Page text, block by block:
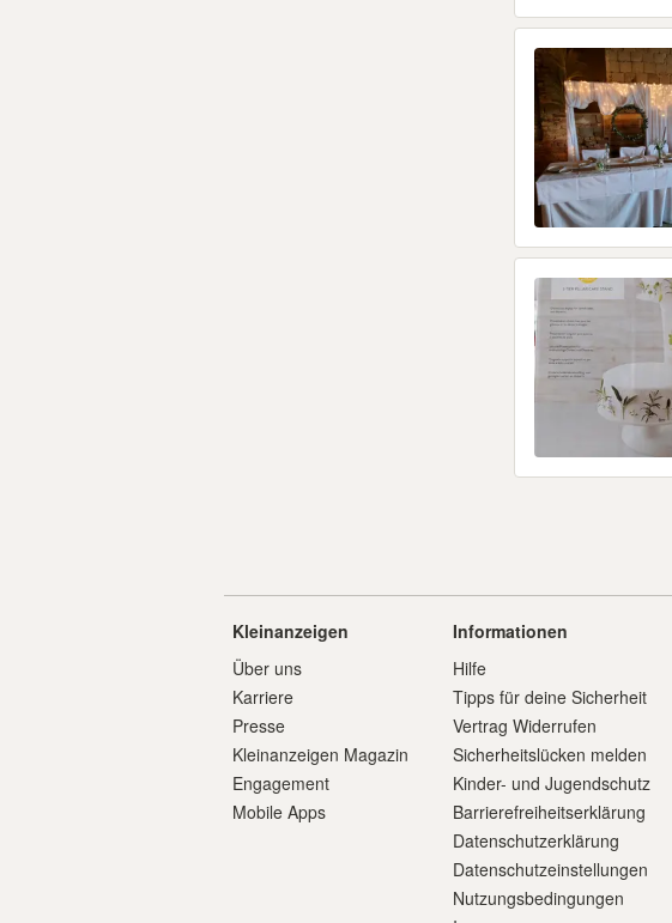
Kleinanzeigen
Über uns
Karriere
Presse
Kleinanzeigen Magazin
Engagement
Mobile Apps
Informationen
Hilfe
Tipps für deine Sicherheit
Vertrag Widerrufen
Sicherheitslücken melden
Kinder- und Jugendschutz
Barrierefreiheitserklärung
Datenschutzerklärung
Datenschutzeinstellungen
Nutzungsbedingungen